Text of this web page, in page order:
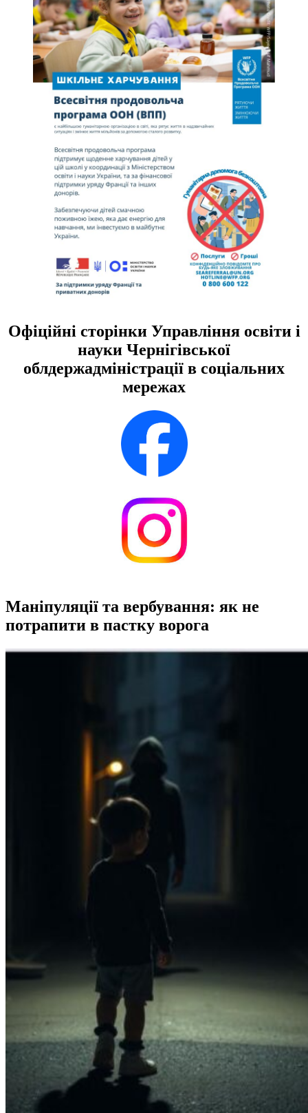
Офіційні сторінки Управління освіти і
науки Чернігівської
облдержадміністрації в соціальних
мережах
Маніпуляції та вербування: як не
потрапити в пастку ворога